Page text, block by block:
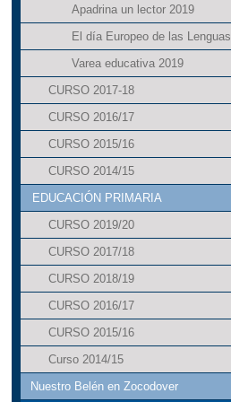
Apadrina un lector 2019
El día Europeo de las Lenguas
Varea educativa 2019
CURSO 2017-18
CURSO 2016/17
CURSO 2015/16
CURSO 2014/15
EDUCACIÓN PRIMARIA
CURSO 2019/20
CURSO 2017/18
CURSO 2018/19
CURSO 2016/17
CURSO 2015/16
Curso 2014/15
Nuestro Belén en Zocodover